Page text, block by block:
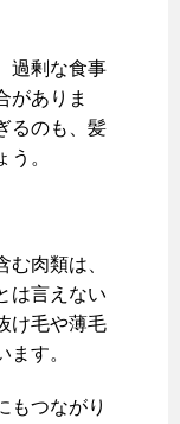
過剰な食事
がありま
るのも、髪
。
肉類は、
は言えない
け毛や薄毛
す。
もつながり